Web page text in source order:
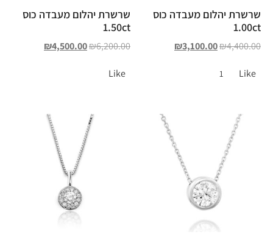
שרשרת יהלום מעבדה כוס
1.00ct
₪4,400.00
₪3,100.00
Like
1
שרשרת יהלום מעבדה כוס
1.50ct
₪6,200.00
₪4,500.00
Like